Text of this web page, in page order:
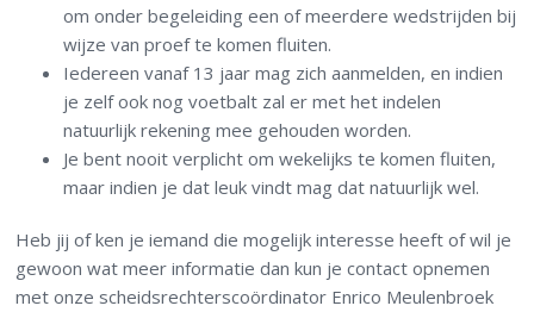
om onder begeleiding een of meerdere wedstrijden bij
wijze van proef te komen fluiten.
Iedereen vanaf 13 jaar mag zich aanmelden, en indien
je zelf ook nog voetbalt zal er met het indelen
natuurlijk rekening mee gehouden worden.
Je bent nooit verplicht om wekelijks te komen fluiten,
maar indien je dat leuk vindt mag dat natuurlijk wel.
Heb jij of ken je iemand die mogelijk interesse heeft of wil je
gewoon wat meer informatie dan kun je contact opnemen
met onze scheidsrechterscoördinator Enrico Meulenbroek